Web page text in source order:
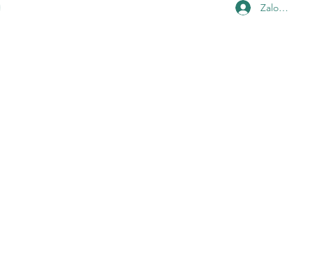
Zaloguj się